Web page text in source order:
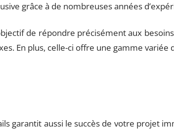
grâce à de nombreuses années
de répondre précisément aux
En plus, celle-ci offre une gamme variée
garantit aussi le succès de votre projet